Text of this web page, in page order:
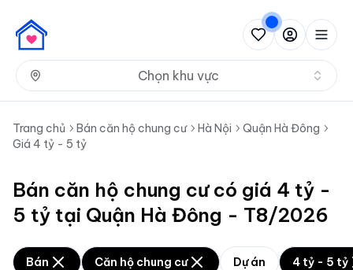
Chọn khu vực
Trang chủ Bán căn hộ chung cư Hà Nội
Quận Hà Đông
Giá 4 tỷ - 5 tỷ
Bán căn hộ chung cư có giá 4 tỷ -
5 tỷ tại Quận Hà Đông - T8/2026
Bán Căn hộ chung cư Dự án 4 tỷ - 5 tỷ